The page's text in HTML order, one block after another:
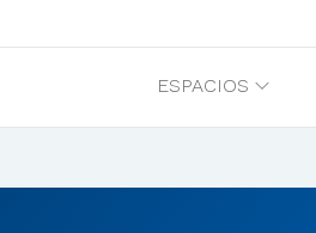
ESPACIOS